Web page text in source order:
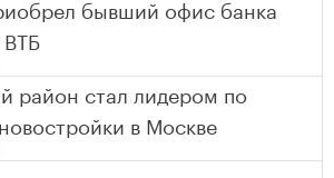
бывший офис банка
район стал лидером по
в Москве